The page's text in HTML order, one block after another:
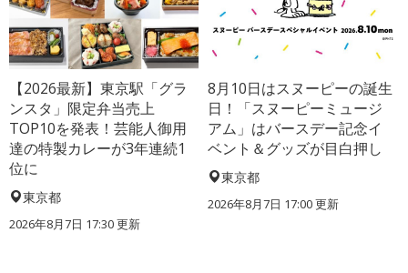
【2026最新】東京駅「グラ
ンスタ」限定弁当売上
TOP10を発表！芸能人御用
達の特製カレーが3年連続1
位に
東京都
2026年8月7日 17:30更新
8月10日はスヌーピーの誕生
日！「スヌーピーミュージ
アム」はバースデー記念イ
ベント＆グッズが目白押し
東京都
2026年8月7日 17:00更新